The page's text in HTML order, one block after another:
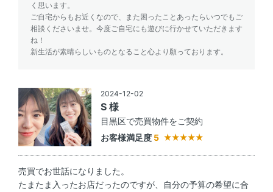
く思います。
ご自宅からもお近くなので、また困ったことあったらいつでもご
相談くださいませ。今度ご自宅にも遊びに行かせていただきます
ね！
新生活が素晴らしいものとなること心より願っております。
2024-12-02
S 様
目黒区で売買物件をご契約
お客様満足度 5
売買でお世話になりました。
たまたま入ったお店だったのですが、自分の予算の希望に合